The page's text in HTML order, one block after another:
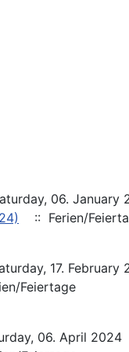
06. January
:: Ferien/
17. February
Feiertage
06. April 2024